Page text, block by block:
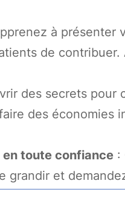
à présenter
de
des secrets pour
des économies
en toute confiance :
grandir et